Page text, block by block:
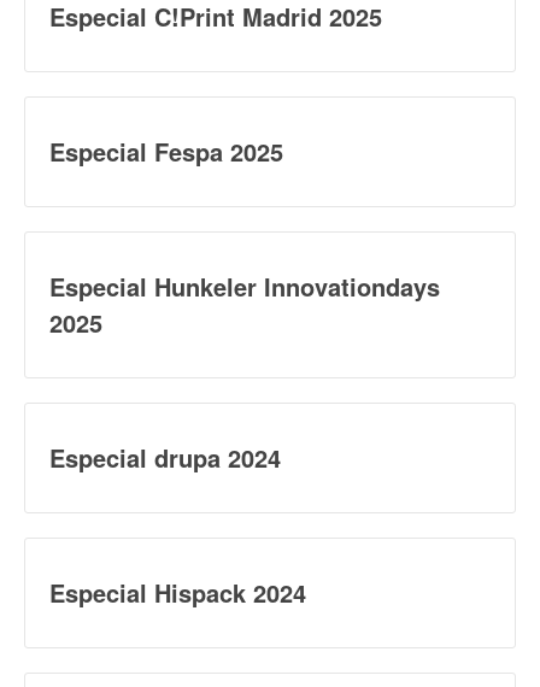
Especial C!Print Madrid 2025
Especial Fespa 2025
Especial Hunkeler Innovationdays
2025
Especial drupa 2024
Especial Hispack 2024